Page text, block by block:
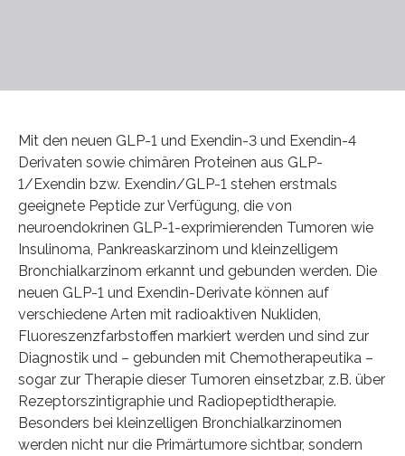
Mit den neuen GLP-1 und Exendin-3 und Exendin-4
Derivaten sowie chimären Proteinen aus GLP-
1/Exendin bzw. Exendin/GLP-1 stehen erstmals
geeignete Peptide zur Verfügung, die von
neuroendokrinen GLP-1-exprimierenden Tumoren wie
Insulinoma, Pankreaskarzinom und kleinzelligem
Bronchialkarzinom erkannt und gebunden werden. Die
neuen GLP-1 und Exendin-Derivate können auf
verschiedene Arten mit radioaktiven Nukliden,
Fluoreszenzfarbstoffen markiert werden und sind zur
Diagnostik und – gebunden mit Chemotherapeutika –
sogar zur Therapie dieser Tumoren einsetzbar, z.B. über
Rezeptorszintigraphie und Radiopeptidtherapie.
Besonders bei kleinzelligen Bronchialkarzinomen
werden nicht nur die Primärtumore sichtbar, sondern